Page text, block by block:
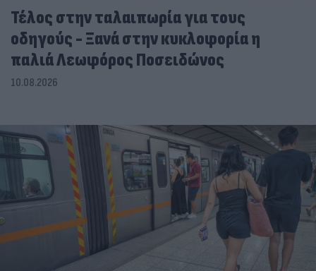
Τέλος στην ταλαιπωρία για τους
οδηγούς - Ξανά στην κυκλοφορία η
παλιά Λεωφόρος Ποσειδώνος
10.08.2026